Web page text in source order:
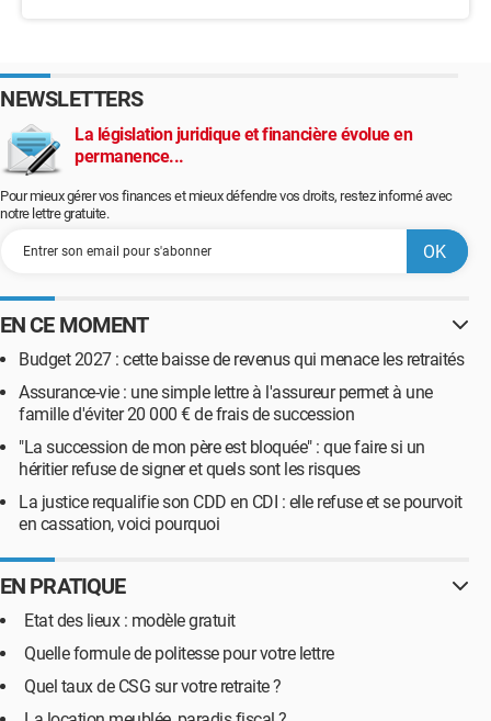
NEWSLETTERS
La législation juridique et financière évolue en
permanence...
Pour mieux gérer vos finances et mieux défendre vos droits, restez informé avec
notre lettre gratuite.
EN CE MOMENT
Budget 2027 : cette baisse de revenus qui menace les retraités
Assurance-vie : une simple lettre à l'assureur permet à une
famille d'éviter 20 000 € de frais de succession
"La succession de mon père est bloquée" : que faire si un
héritier refuse de signer et quels sont les risques
La justice requalifie son CDD en CDI : elle refuse et se pourvoit
en cassation, voici pourquoi
EN PRATIQUE
Etat des lieux : modèle gratuit
Quelle formule de politesse pour votre lettre
Quel taux de CSG sur votre retraite ?